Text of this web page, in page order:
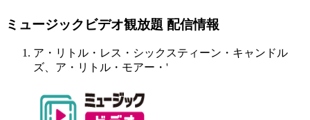
ミュージックビデオ観放題 配信情報
ア・リトル・レス・シックスティーン・キャンドル
ズ、ア・リトル・モアー・'